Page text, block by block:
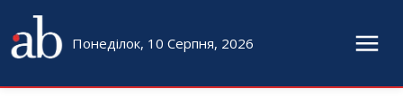
Понеділок, 10 Серпня, 2026